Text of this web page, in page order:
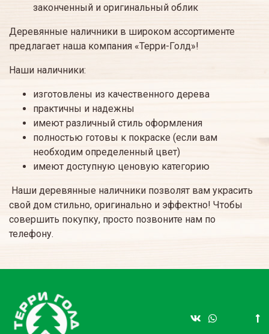
законченный и оригинальный облик
Деревянные наличники в широком ассортименте
предлагает наша компания «Терри-Голд»!
Наши наличники:
изготовлены из качественного дерева
практичны и надежны
имеют различный стиль оформления
полностью готовы к покраске (если вам
необходим определенный цвет)
имеют доступную ценовую категорию
Наши деревянные наличники позволят вам украсить
свой дом стильно, оригинально и эффектно! Чтобы
совершить покупку, просто позвоните нам по
телефону.